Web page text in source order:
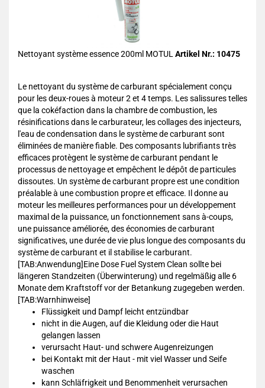
Nettoyant système essence 200ml MOTUL Artikel Nr.: 10475
Le nettoyant du système de carburant spécialement conçu
pour les deux-roues à moteur 2 et 4 temps. Les salissures telles
que la cokéfaction dans la chambre de combustion, les
résinifications dans le carburateur, les collages des injecteurs,
l'eau de condensation dans le système de carburant sont
éliminées de manière fiable. Des composants lubrifiants très
efficaces protègent le système de carburant pendant le
processus de nettoyage et empêchent le dépôt de particules
dissoutes. Un système de carburant propre est une condition
préalable à une combustion propre et efficace. Il donne au
moteur les meilleures performances pour un développement
maximal de la puissance, un fonctionnement sans à-coups,
une puissance améliorée, des économies de carburant
significatives, une durée de vie plus longue des composants du
système de carburant et il stabilise le carburant.
[TAB:Anwendung]Eine Dose Fuel System Clean sollte bei
längeren Standzeiten (Überwinterung) und regelmäßig alle 6
Monate dem Kraftstoff vor der Betankung zugegeben werden.
[TAB:Warnhinweise]
Flüssigkeit und Dampf leicht entzündbar
nicht in die Augen, auf die Kleidung oder die Haut
gelangen lassen
verursacht Haut- und schwere Augenreizungen
bei Kontakt mit der Haut - mit viel Wasser und Seife
waschen
kann Schläfrigkeit und Benommenheit verursachen